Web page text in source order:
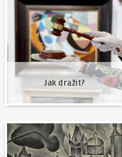
Jak dražit?
Naše nejvyšší prodeje